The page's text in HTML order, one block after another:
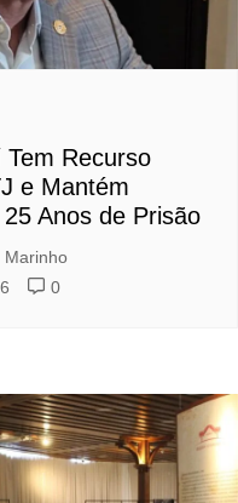
Recurso
e Mantém
Anos de Prisão
Marinho
0